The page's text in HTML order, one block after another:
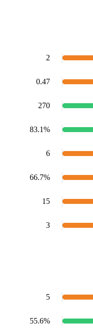
2
0.47
270
83.1%
6
66.7%
15
3
5
55.6%